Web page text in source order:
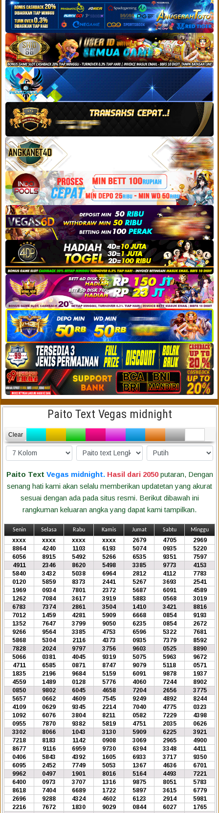
Paito Text Vegas midnight
Clear
Paito Text Vegas midnight. Hasil dari 2050putaran, Dengan
senang hati kami akan selalu memberikan updatetan yang akurat
sesuai dengan ada pada situs resmi. Berikut dibawah ini
rangkuman keluaran angka yang dapat kami tampilkan.
Senin Selasa Rabu Kamis Jumat Sabtu Minggu
xxxx xxxx xxxx xxxx 2679 4705
2969
8864
4240 1103 6193 5074 0935
5220
6056
8915 5492 5266 6535 9351
7597
4911
2346 8620 5498 3385 9773
4153
5840
3432 5038 6964 2812 4112
7783
0120
5859 8373 2441 5267 3693
2541
1969
0934 7801 2372 5687 6091
4589
1262
7084 3617 3919 5883 0568
3019
6783
7374 2861 3504 1410 3421
8816
7012
1459 4281 5909 6668 0854
9193
1352
7647 3799 9050 6235 0854
2672
9266
9564 3385 4753 6596 5322
7681
5868
5304 2116 4373 0935 7379
8592
7828
2024 9797 3756 9603 0525
8890
5066
0381 4045 9319 5075 5963
9672
4711
6585 0871 8747 9079 5118
0571
1835
2196 9684 5159 6091 9878
1937
4559
1489 0128 5776 4060 7244
8902
0850
9802 6045 4658 7204 2656
3775
5657
0662 4609 7545 9249 4892
8244
4109
0629 9345 2214 7040 4775
0323
1092
6076 3804 8211 0582 7229
4398
0955
7870 9382 5819 4751 2035
0626
3302
8066 1043 3130 5909 6225
3921
7218
8183 1142 0908 3069 2965
4900
8677
9116 6959 9730 6394 3348
4411
0406
5843 4392 1605 6933 3717
9350
6095
2452 7749 5053 1367 4636
6701
9962
0497 1901 8016 5164 4493
7221
6400
0973 3707 1316 9875 8051
5783
8618
7404 6689 1722 5897 3615
6779
2696
9288 4324 4602 6123 2914
5981
2216
7672 1830 9029 0844 6027
1765